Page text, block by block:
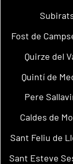
Fost de
Quirze del
Quintí de
Pere
Caldes de
Sant Feliu de
Sant Esteve